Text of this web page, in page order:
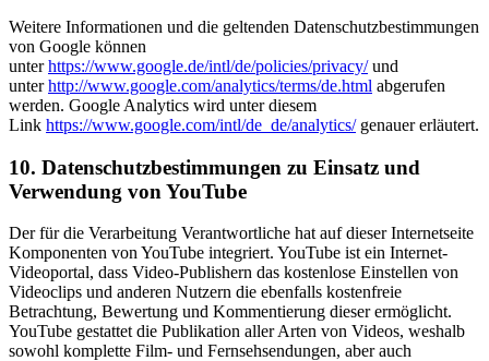
Weitere Informationen und die geltenden Datenschutzbestimmungen
von Google können
unterhttps://www.google.de/intl/de/policies/privacy/und
unterhttp://www.google.com/analytics/terms/de.html abgerufen
werden. Google Analytics wird unter diesem
Link https://www.google.com/intl/de_de/analytics/genauer erläutert.
10. Datenschutzbestimmungen zu Einsatz und
Verwendung von YouTube
Der für die Verarbeitung Verantwortliche hat auf dieser Internetseite
Komponenten von YouTube integriert. YouTube ist ein Internet-
Videoportal, dass Video-Publishern das kostenlose Einstellen von
Videoclips und anderen Nutzern die ebenfalls kostenfreie
Betrachtung, Bewertung und Kommentierung dieser ermöglicht.
YouTube gestattet die Publikation aller Arten von Videos, weshalb
sowohl komplette Film- und Fernsehsendungen, aber auch